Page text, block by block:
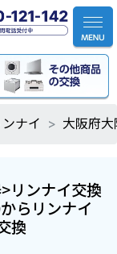
ンナイ 大阪府
リンナイ交換
らリンナイ
換